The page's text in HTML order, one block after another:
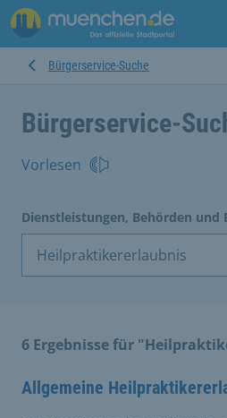
Bürgerservice-Suche
Bürgerservice-
Vorlesen
Dienstleistungen, Behörden und
6 Ergebnisse für
Allgemeine